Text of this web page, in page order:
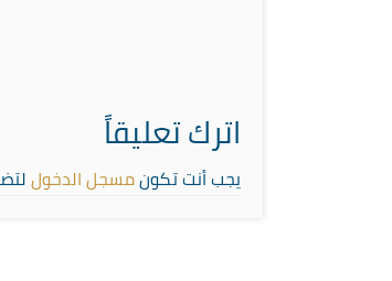
اترك تعليقاً
يجب أنت تكونمسجل الدخول